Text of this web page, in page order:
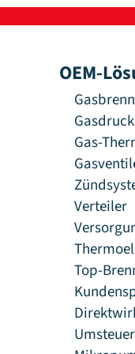
OEM-
Gas-
Verteiler
Top-